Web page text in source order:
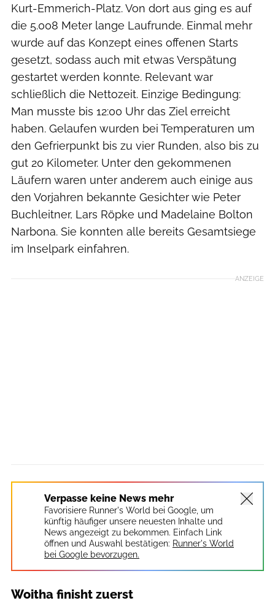
Kurt-Emmerich-Platz. Von dort aus ging es auf
die 5.008 Meter lange Laufrunde. Einmal mehr
wurde auf das Konzept eines offenen Starts
gesetzt, sodass auch mit etwas Verspätung
gestartet werden konnte. Relevant war
schließlich die Nettozeit. Einzige Bedingung:
Man musste bis 12:00 Uhr das Ziel erreicht
haben. Gelaufen wurden bei Temperaturen um
den Gefrierpunkt bis zu vier Runden, also bis zu
gut 20 Kilometer. Unter den gekommenen
Läufern waren unter anderem auch einige aus
den Vorjahren bekannte Gesichter wie Peter
Buchleitner, Lars Röpke und Madelaine Bolton
Narbona. Sie konnten alle bereits Gesamtsiege
im Inselpark einfahren.
ANZEIGE
Verpasse keine News mehr
Favorisiere Runner's World bei Google, um
künftig häufiger unsere neuesten Inhalte und
News angezeigt zu bekommen. Einfach Link
öffnen und Auswahl bestätigen: Runner's World
bei Google bevorzugen.
Woitha finisht zuerst